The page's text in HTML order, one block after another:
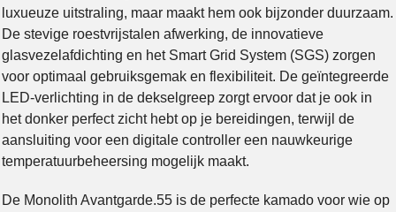
luxueuze uitstraling, maar maakt hem ook bijzonder duurzaam.
De stevige roestvrijstalen afwerking, de innovatieve
glasvezelafdichting en het Smart Grid System (SGS) zorgen
voor optimaal gebruiksgemak en flexibiliteit. De geïntegreerde
LED-verlichting in de dekselgreep zorgt ervoor dat je ook in
het donker perfect zicht hebt op je bereidingen, terwijl de
aansluiting voor een digitale controller een nauwkeurige
temperatuurbeheersing mogelijk maakt.
De Monolith Avantgarde.55 is de perfecte kamado voor wie op